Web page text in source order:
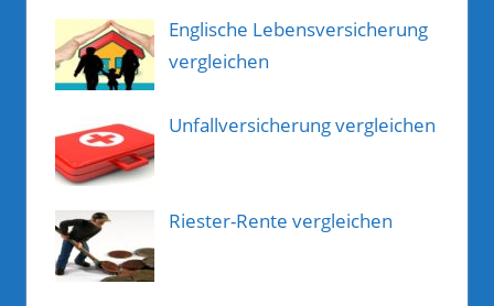
Englische Lebensversicherung
vergleichen
Unfallversicherung vergleichen
Riester-Rente vergleichen